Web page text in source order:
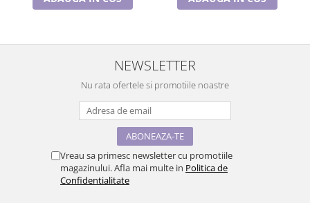
NEWSLETTER
Nu rata ofertele si promotiile noastre
Vreau sa primesc newsletter cu promotiile
magazinului. Afla mai multe in Politica de
Confidentialitate